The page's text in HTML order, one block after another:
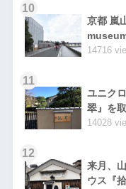
10
京都 嵐
14716
11
ユニク
翠』を
14028
12
来月、
ウス『